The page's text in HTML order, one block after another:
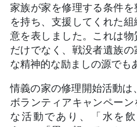
家族が家を修理する条件
を持ち、支援してくれた
意を表しました。これは
だけでなく、戦没者遺族の
な精神的な励ましの源でも
情義の家の修理開始活動は
ボランティアキャンペー
な活動であり、「水を